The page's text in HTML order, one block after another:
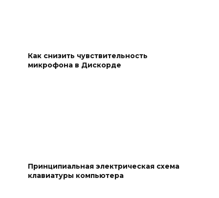
Как снизить чувствительность
микрофона в Дискорде
Принципиальная электрическая схема
клавиатуры компьютера